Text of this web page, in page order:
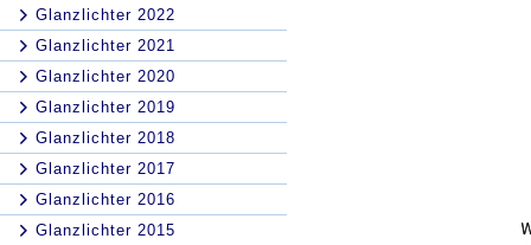
Glanzlichter 2022
Glanzlichter 2021
Glanzlichter 2020
Glanzlichter 2019
Glanzlichter 2018
Glanzlichter 2017
Glanzlichter 2016
Glanzlichter 2015